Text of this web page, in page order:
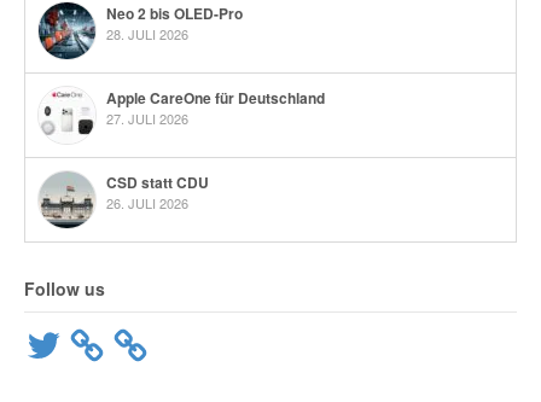
Neo 2 bis OLED-Pro
28. JULI 2026
Apple CareOne für Deutschland
27. JULI 2026
CSD statt CDU
26. JULI 2026
Follow us
Twitter